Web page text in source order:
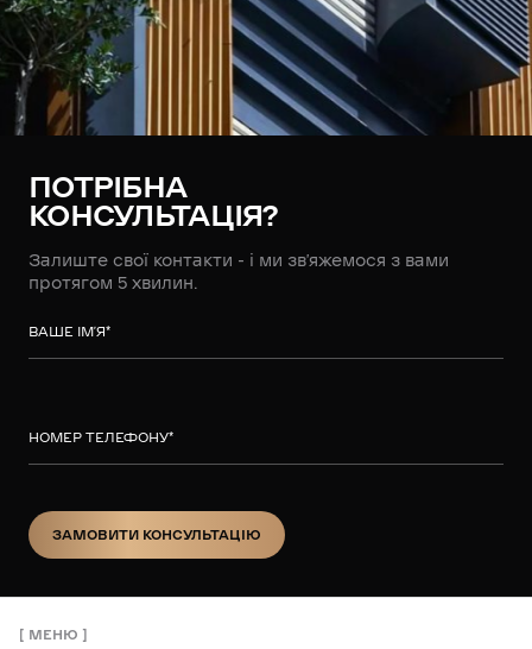
ПОТРІБНА
КОНСУЛЬТАЦІЯ?
Залиште свої контакти - і ми зв’яжемося з вами
протягом 5 хвилин.
ВАШЕ ІМ’Я*
НОМЕР ТЕЛЕФОНУ*
ЗАМОВИТИ КОНСУЛЬТАЦІЮ
МЕНЮ